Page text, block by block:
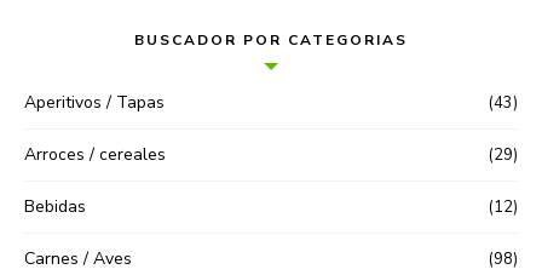
BUSCADOR POR CATEGORIAS
Aperitivos / Tapas (43)
Arroces / cereales (29)
Bebidas (12)
Carnes / Aves (98)